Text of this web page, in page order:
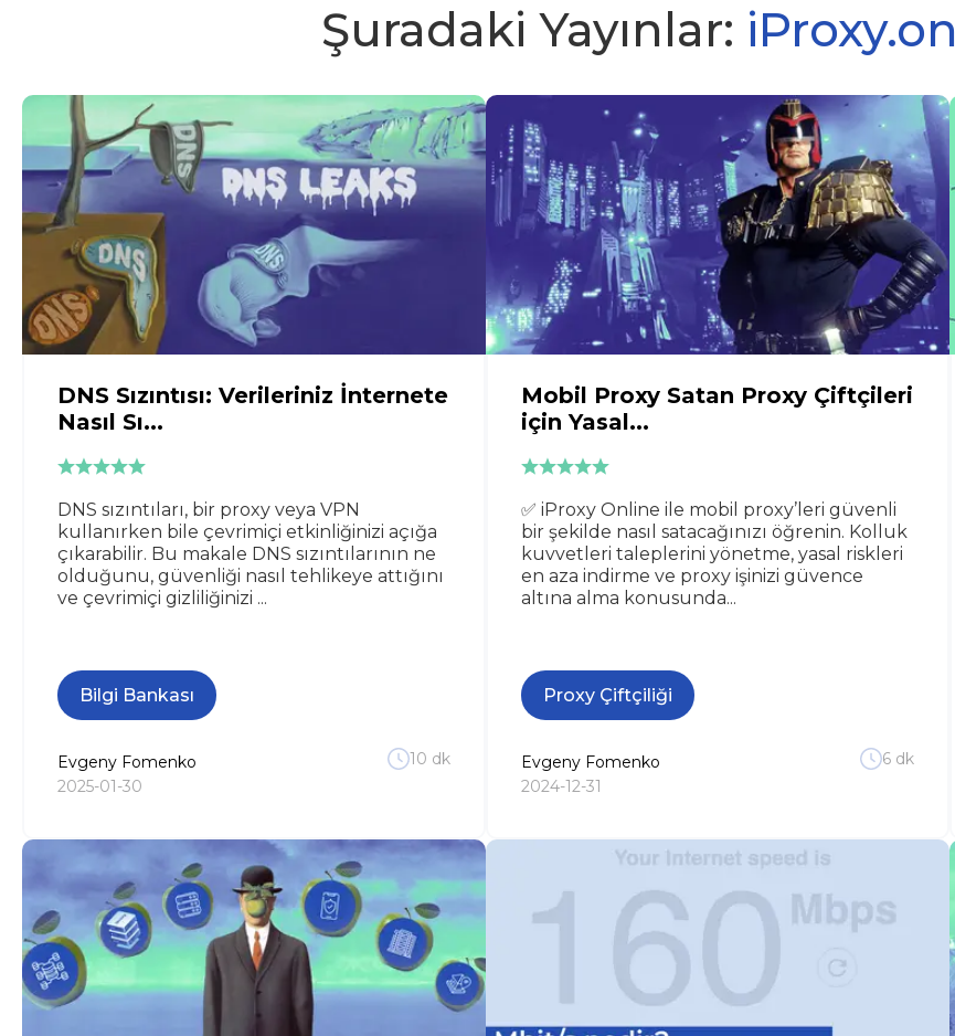
Şuradaki Yayınlar:
DNS Sızıntısı: Verileriniz İnternete
Nasıl Sı...
DNS sızıntıları, bir proxy veya VPN
kullanırken bile çevrimiçi etkinliğinizi açığa
çıkarabilir. Bu makale DNS sızıntılarının ne
olduğunu, güvenliği nasıl tehlikeye attığını
ve çevrimiçi gizliliğinizi ...
Bilgi Bankası
Evgeny Fomenko
2025-01-30
10 dk
Mobil Proxy Satan Proxy Çiftçileri
için Yasal...
✅ iProxy Online ile mobil proxy’leri güvenli
bir şekilde nasıl satacağınızı öğrenin. Kolluk
kuvvetleri taleplerini yönetme, yasal riskleri
en aza indirme ve proxy işinizi güvence
altına alma konusunda...
Proxy Çiftçiliği
Evgeny Fomenko
2024-12-31
6 dk